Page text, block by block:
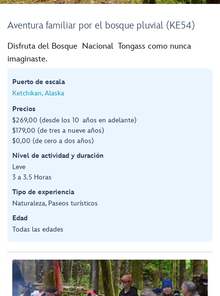
Aventura familiar por el bosque pluvial (KE54)
Disfruta del Bosque Nacional Tongass como nunca
imaginaste.
Puerto de escala
Ketchikan, Alaska
Precios
$269,00 (desde los 10 años en adelante)
$179,00 (de tres a nueve años)
$0,00 (de cero a dos años)
Nivel de actividad y duración
Leve
3 a 3.5 Horas
Tipo de experiencia
Naturaleza, Paseos turísticos
Edad
Todas las edades